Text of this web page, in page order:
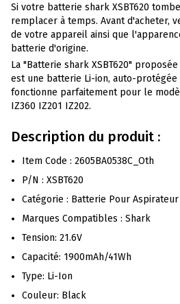
Si votre batterie shark XSBT620
remplacer à temps. Avant d'acheter,
de votre appareil ainsi que
batterie d'origine.
La "Batterie shark XSBT620"
est une batterie Li-ion, auto-protégée
fonctionne parfaitement pour le
IZ360 IZ201 IZ202.
Description du produit :
Item Code : 2605BA0538C_Oth
P/N : XSBT620
Catégorie : Batterie Pour
Marques Compatibles : Shark
Tension: 21.6V
Capacité: 1900mAh/41Wh
Type: Li-Ion
Couleur: Black